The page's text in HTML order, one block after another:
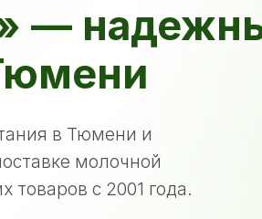
—
в Тюмени и
молочной
товаров с 2001 года.